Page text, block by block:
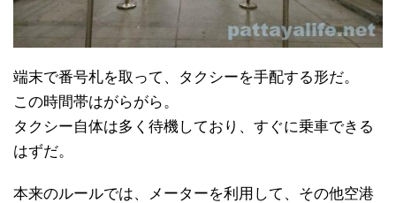
端末で番号札を取って、タクシーを手配する形だ。
この時間帯はがらがら。
タクシー自体は多く待機しており、すぐに乗車できる
はずだ。
本来のルールでは、メーターを利用して、その他空港